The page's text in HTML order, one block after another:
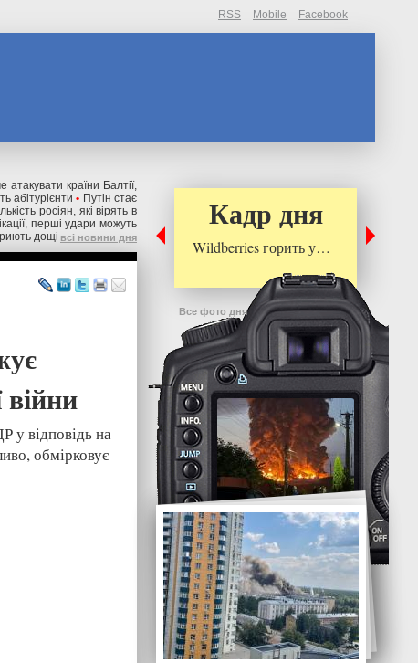
RSS Mobile Facebook
атакувати країни Балтії,
абітурієнти • Путін стає
росіян, які вірять в
перші удари можуть
дощі всі новини дня
у відповідь на
обмірковує
Кадр дня
Wildberries горить у…
Все фото дня